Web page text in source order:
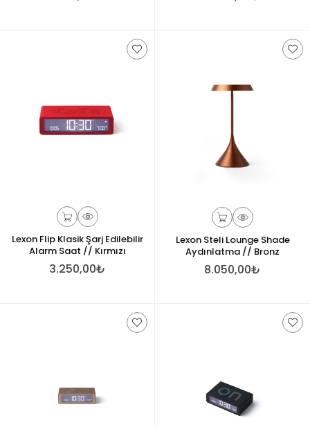
Lexon Flip Klasik Şarj Edilebilir
Alarm Saat // Kırmızı
3.250,00₺
Lexon Steli Lounge Shade
Aydınlatma // Bronz
8.050,00₺